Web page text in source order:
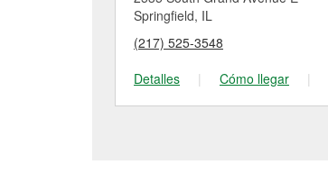
Springfield, IL
(217) 525-3548
Detalles
| Cómo llegar |